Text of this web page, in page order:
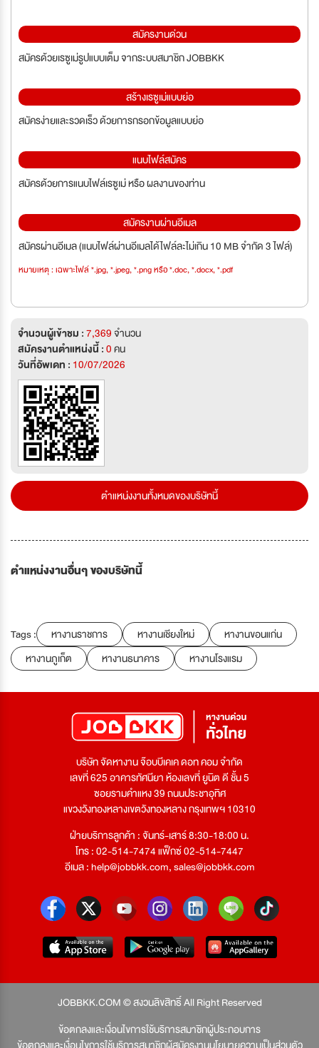
สมัครงานด่วน
สมัครด้วยเรซูเม่รูปแบบเต็ม จากระบบสมาชิก JOBBKK
สร้างเรซูเม่แบบย่อ
สมัครง่ายและรวดเร็ว ด้วยการกรอกข้อมูลแบบย่อ
แนบไฟล์สมัคร
สมัครด้วยการแนบไฟล์เรซูเม่ หรือ ผลงานของท่าน
สมัครงานผ่านอีเมล
สมัครผ่านอีเมล (แนบไฟล์ผ่านอีเมลได้ไฟล์ละไม่เกิน 10 MB จำกัด 3 ไฟล์)
หมายเหตุ : เฉพาะไฟล์ *.jpg, *.jpeg, *.png หรือ *.doc, *.docx, *.pdf
จำนวนผู้เข้าชม :7,369จำนวน
สมัครงานตำแหน่งนี้ :0คน
วันที่อัพเดท : 10/07/2026
ตำแหน่งงานทั้งหมดของบริษัทนี้
ตำแหน่งงานอื่นๆ ของบริษัทนี้
Tags : หางานราชการ หางานเชียงใหม่
หางานขอนแก่น
หางานภูเก็ต
หางานธนาคาร หางานโรงแรม
บริษัท จัดหางาน จ๊อบบีเคเค ดอท คอม จำกัด
เลขที่ 625 อาคารทัศนียา ห้องเลขที่ ยูนิต ดี ชั้น 5
ซอยรามคำแหง 39 ถนนประชาอุทิศ
แขวงวังทองหลางเขตวังทองหลาง กรุงเทพฯ 10310
ฝ่ายบริการลูกค้า : จันทร์-เสาร์ 8:30-18:00 น.
โทร : 02-514-7474 แฟ็กซ์ 02-514-7447
อีเมล :help@jobbkk.com,sales@jobbkk.com
JOBBKK.COM © สงวนลิขสิทธิ์ All Right Reserved
ข้อตกลงและเงื่อนไขการใช้บริการสมาชิกผู้ประกอบการ